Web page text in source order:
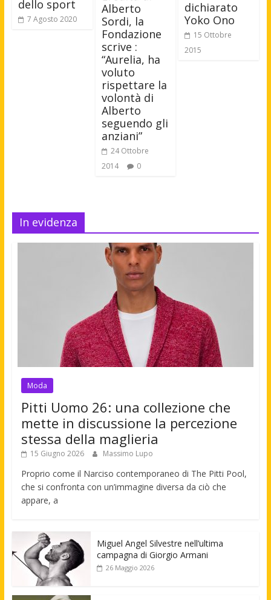
dello sport
7 Agosto 2020
Alberto
Sordi, la
Fondazione
scrive :
“Aurelia, ha
voluto
rispettare la
volontà di
Alberto
seguendo gli
anziani”
24 Ottobre
2014
0
dichiarato
Yoko Ono
15 Ottobre
2015
In evidenza
Moda
Pitti Uomo 26: una collezione che
mette in discussione la percezione
stessa della maglieria
15 Giugno 2026 Massimo Lupo
Proprio come il Narciso contemporaneo di The Pitti Pool,
che si confronta con un’immagine diversa da ciò che
appare, a
Miguel Angel Silvestre nell’ultima
campagna di Giorgio Armani
26 Maggio 2026